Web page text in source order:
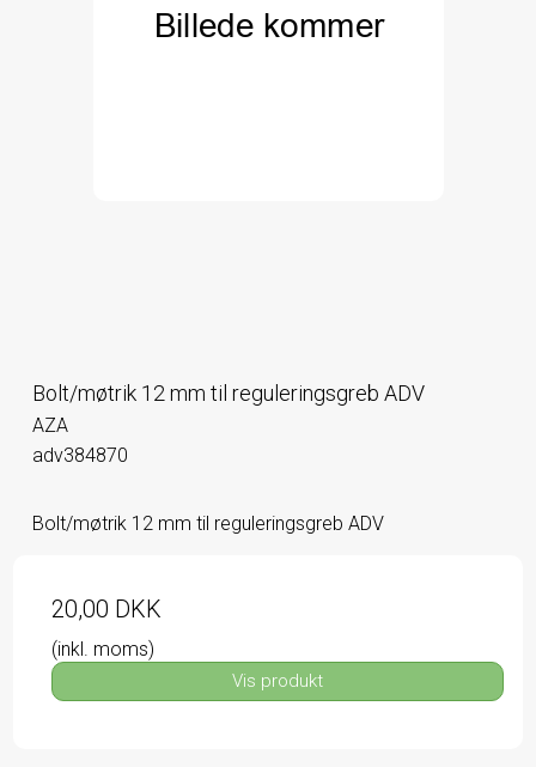
Bolt/møtrik 12 mm til reguleringsgreb ADV
AZA
adv384870
Bolt/møtrik 12 mm til reguleringsgreb ADV
20,00 DKK
(inkl. moms)
Vis produkt